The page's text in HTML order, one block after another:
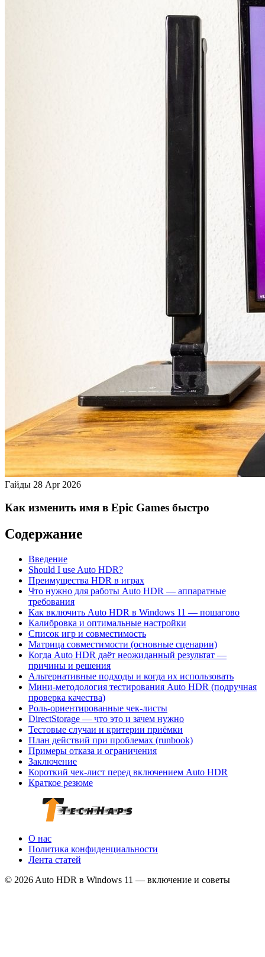
Гайды 28 Apr 2026
Как изменить имя в Epic Games быстро
Содержание
Введение
Should I use Auto HDR?
Преимущества HDR в играх
Что нужно для работы Auto HDR — аппаратные
требования
Как включить Auto HDR в Windows 11 — пошагово
Калибровка и оптимальные настройки
Список игр и совместимость
Матрица совместимости (основные сценарии)
Когда Auto HDR даёт неожиданный результат —
причины и решения
Альтернативные подходы и когда их использовать
Мини‑методология тестирования Auto HDR (подручная
проверка качества)
Роль‑ориентированные чек‑листы
DirectStorage — что это и зачем нужно
Тестовые случаи и критерии приёмки
План действий при проблемах (runbook)
Примеры отказа и ограничения
Заключение
Короткий чек‑лист перед включением Auto HDR
Краткое резюме
О нас
Политика конфиденциальности
Лента статей
© 2026 Auto HDR в Windows 11 — включение и советы